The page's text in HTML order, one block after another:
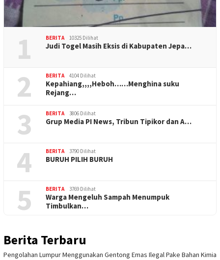
1 BERITA 10325 Dilihat
Judi Togel Masih Eksis di Kabupaten Jepa…
2 BERITA 4104 Dilihat
Kepahiang,,,,Heboh……Menghina suku
Rejang…
3 BERITA 3806 Dilihat
Grup Media PI News, Tribun Tipikor dan A…
4 BERITA 3790 Dilihat
BURUH PILIH BURUH
5 BERITA 3769 Dilihat
Warga Mengeluh Sampah Menumpuk
Timbulkan…
Berita Terbaru
Pengolahan Lumpur Menggunakan Gentong Emas Ilegal Pake Bahan Kimia